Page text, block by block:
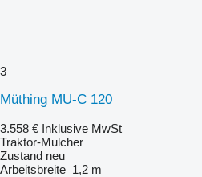
3
Müthing MU-C 120
3.558 € Inklusive MwSt
Traktor-Mulcher
Zustand neu
Arbeitsbreite 1,2 m